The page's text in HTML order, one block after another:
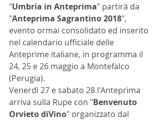
"Umbria in Anteprima" partirà da
"Anteprima Sagrantino 2018",
evento ormai consolidato ed inserito
nel calendario ufficiale delle
Anteprime italiane, in programma il
24, 25 e 26 maggio a Montefalco
(Perugia).
Venerdì 27 e sabato 28 l'Anteprima
arriva sulla Rupe con "Benvenuto
Orvieto diVino" organizzato dal